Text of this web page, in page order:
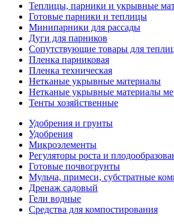
Теплицы, парники и укрывные
Готовые парники и теплицы
Минипарники для рассады
Дуги для парников
Сопутствующие товары для
Пленка парниковая
Пленка техническая
Нетканые укрывные материалы
Нетканые укрывные материалы
Тенты хозяйственные
Удобрения и грунты
Удобрения
Микроэлементы
Регуляторы роста и
Готовые почвогрунты
Мульча, примеси, субстратные
Дренаж садовый
Гели водные
Средства для компостирования